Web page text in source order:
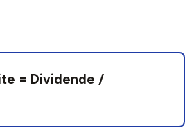
= Dividende /